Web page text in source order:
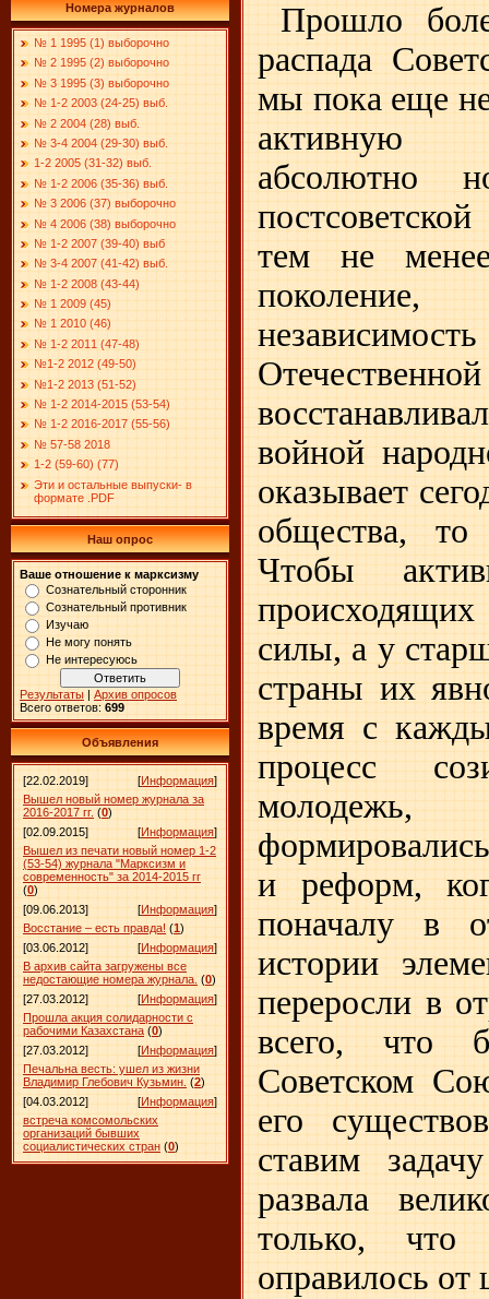
Номера журналов
№ 1 1995 (1) выборочно
№ 2 1995 (2) выборочно
№ 3 1995 (3) выборочно
№ 1-2 2003 (24-25) выб.
№ 2 2004 (28) выб.
№ 3-4 2004 (29-30) выб.
1-2 2005 (31-32) выб.
№ 1-2 2006 (35-36) выб.
№ 3 2006 (37) выборочно
№ 4 2006 (38) выборочно
№ 1-2 2007 (39-40) выб
№ 3-4 2007 (41-42) выб.
№ 1-2 2008 (43-44)
№ 1 2009 (45)
№ 1 2010 (46)
№ 1-2 2011 (47-48)
№1-2 2012 (49-50)
№1-2 2013 (51-52)
№ 1-2 2014-2015 (53-54)
№ 1-2 2016-2017 (55-56)
№ 57-58 2018
1-2 (59-60) (77)
Эти и остальные выпуски- в
формате .PDF
Наш опрос
Ваше отношение к марксизму
Сознательный сторонник
Сознательный противник
Изучаю
Не могу понять
Не интересуюсь
Результаты | Архив опросов
Всего ответов: 699
Объявления
[22.02.2019] [Информация]
Вышел новый номер журнала за
2016-2017 гг. (0)
[02.09.2015]
[Информация]
Вышел из печати новый номер 1-2
(53-54) журнала "Марксизм и
современность" за 2014-2015 гг
(0)
[09.06.2013]
[Информация]
Восстание – есть правда! (1)
[03.06.2012]
[Информация]
В архив сайта загружены все
недостающие номера журнала. (0)
[27.03.2012]
[Информация]
Прошла акция солидарности с
рабочими Казахстана (0)
[27.03.2012]
[Информация]
Печальна весть: ушел из жизни
Владимир Глебович Кузьмин. (2)
[04.03.2012]
[Информация]
встреча комсомольских
организаций бывших
социалистических стран (0)
Прошло
распада
мы пока еще
активную
абсолютно
тем не
поколение,
войной
оказывает
общества, то
Чтобы
силы, а у
страны их
время с
процесс
и реформ,
поначалу в
истории
переросли в
всего, что
Советском
его
ставим
развала
только,
оправилось